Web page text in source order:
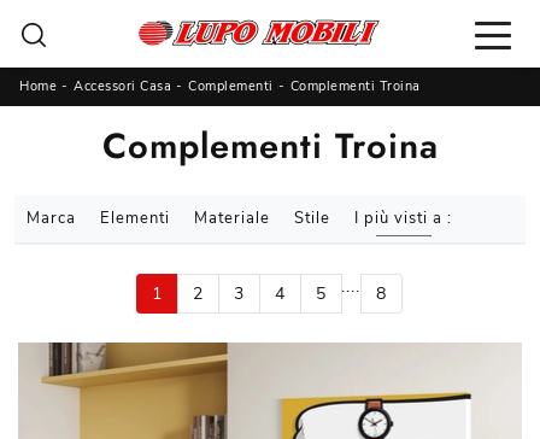
Home - Accessori Casa - Complementi - Complementi Troina
Complementi Troina
Marca Elementi Materiale Stile I più visti a :
1 2 3 4 5 .... 8